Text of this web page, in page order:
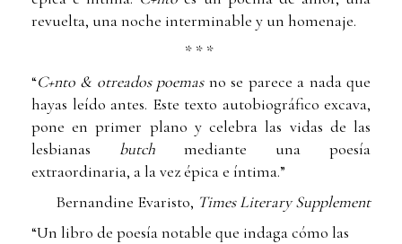
revuelta, una noche interminable y un homenaje.
* * *
“C+nto & otreados poemasno se parece a nada que
hayas leído antes. Este texto autobiográfico excava,
pone en primer plano y celebra las vidas de las
lesbianas butch mediante una poesía
extraordinaria, a la vez épica e íntima.”
Bernandine Evaristo, Times Literary Supplement
“Un libro de poesía notable que indaga cómo las